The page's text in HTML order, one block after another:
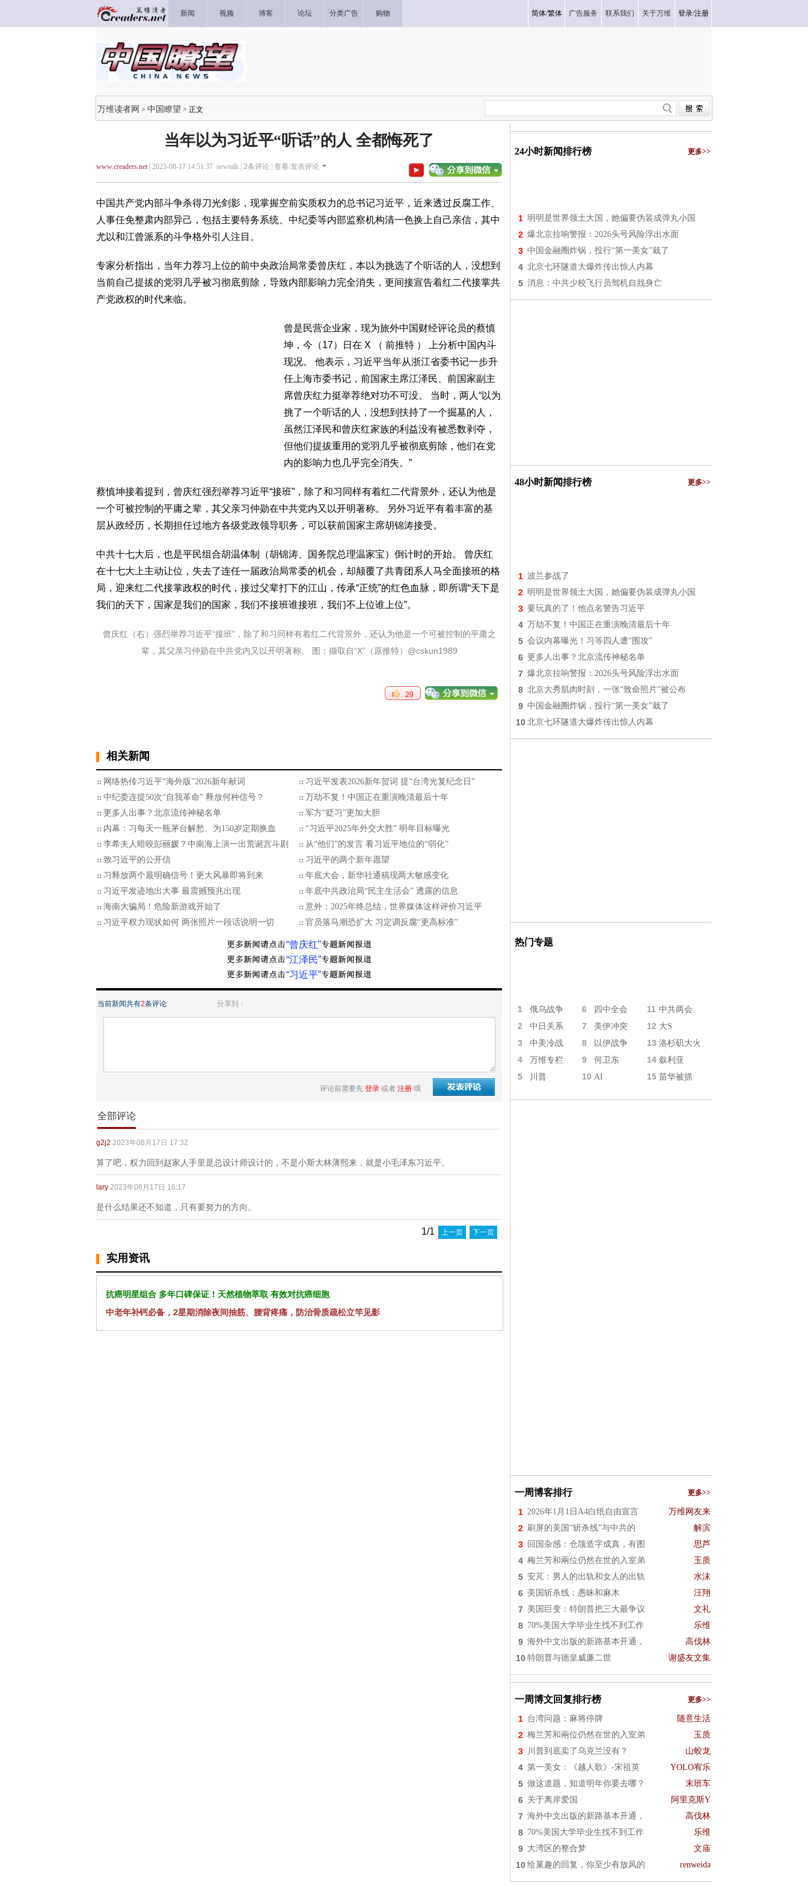
新闻 视频 博客 论坛 分类广告 购物 简体/繁体 广告服务 联系我们 关于万维 登录/注册
万维读者网 > 中国瞭望 > 正文
当年以为习近平“听话”的人 全都悔死了
www.creaders.net| 2023-08-17 14:51:37 newtalk | 2条评论 | 查看/发表评论
中国共产党内部斗争杀得刀光剑影，现掌握空前实质权力的总书记习近平，近来透过反腐工作、
人事任免整肃内部异己，包括主要特务系统、中纪委等内部监察机构清一色换上自己亲信，其中
尤以和江曾派系的斗争格外引人注目。
专家分析指出，当年力荐习上位的前中央政治局常委曾庆红，本以为挑选了个听话的人，没想到
当前自己提拔的党羽几乎被习彻底剪除，导致内部影响力完全消失，更间接宣告着红二代接掌共
产党政权的时代来临。
曾是民营企业家，现为旅外中国财经评论员的蔡慎
坤，今（17）日在 X （ 前推特 ） 上分析中国内斗
现况。 他表示，习近平当年从浙江省委书记一步升
任上海市委书记，前国家主席江泽民、前国家副主
席曾庆红力挺举荐绝对功不可没。 当时，两人“以为
挑了一个听话的人，没想到扶持了一个掘墓的人，
虽然江泽民和曾庆红家族的利益没有被悉数剥夺，
但他们提拔重用的党羽几乎被彻底剪除，他们在党
内的影响力也几乎完全消失。”
蔡慎坤接着提到，曾庆红强烈举荐习近平“接班”，除了和习同样有着红二代背景外，还认为他是
一个可被控制的平庸之辈，其父亲习仲勋在中共党内又以开明著称。 另外习近平有着丰富的基
层从政经历，长期担任过地方各级党政领导职务，可以获前国家主席胡锦涛接受。
中共十七大后，也是平民组合胡温体制（胡锦涛、国务院总理温家宝）倒计时的开始。 曾庆红
在十七大上主动让位，失去了连任一届政治局常委的机会，却颠覆了共青团系人马全面接班的格
局，迎来红二代接掌政权的时代，接过父辈打下的江山，传承“正统”的红色血脉，即所谓“天下是
我们的天下，国家是我们的国家，我们不接班谁接班，我们不上位谁上位”。
曾庆红（右）强烈举荐习近平“接班”，除了和习同样有着红二代背景外，还认为他是一个可被控制的平庸之
辈，其父亲习仲勋在中共党内又以开明著称。 图：撷取自“X”（原推特）@cskun1989
29
相关新闻
网络热传习近平“海外版”2026新年献词
习近平发表2026新年贺词 提“台湾光复纪念日”
中纪委连提50次“自我革命” 释放何种信号？
万劫不复！中国正在重演晚清最后十年
更多人出事？北京流传神秘名单
军方“贬习”更加大胆
内幕：习每天一瓶茅台解愁、为150岁定期换血
“习近平2025年外交大胜” 明年目标曝光
李希夫人暗咬彭丽媛？中南海上演一出荒诞宫斗剧
从“他们”的发言 看习近平地位的“弱化”
致习近平的公开信
习近平的两个新年愿望
习释放两个最明确信号！更大风暴即将到来
年底大会，新华社通稿现两大敏感变化
习近平发迹地出大事 最震撼预兆出现
年底中共政治局“民主生活会” 透露的信息
海南大骗局！危险新游戏开始了
意外：2025年终总结，世界媒体这样评价习近平
习近平权力现状如何 两张照片一段话说明一切
官员落马潮恐扩大 习定调反腐“更高标准”
“曾庆红”
“江泽民”
“习近平”
当前新闻共有2条评论 分享到：
评论前需要先 登录 或者 注册 哦
全部评论
g2j2 2023年08月17日 17:32
算了吧，权力回到赵家人手里是总设计师设计的，不是小斯大林薄熙来，就是小毛泽东习近平。
lary 2023年08月17日 16:17
是什么结果还不知道，只有要努力的方向。
1/1 上一页 下一页
实用资讯
抗癌明星组合 多年口碑保证！天然植物萃取 有效对抗癌细胞
中老年补钙必备，2星期消除夜间抽筋、腰背疼痛，防治骨质疏松立竿见影
24小时新闻排行榜 更多>>
1 明明是世界领土大国，她偏要伪装成弹丸小国
2 爆北京拉响警报：2026头号风险浮出水面
3 中国金融圈炸锅，投行“第一美女”栽了
4 北京七环隧道大爆炸传出惊人内幕
5 消息：中共少校飞行员驾机自戕身亡
48小时新闻排行榜 更多>>
1 波兰参战了
2 明明是世界领土大国，她偏要伪装成弹丸小国
3 要玩真的了！他点名警告习近平
4 万劫不复！中国正在重演晚清最后十年
5 会议内幕曝光！习等四人遭“围攻”
6 更多人出事？北京流传神秘名单
7 爆北京拉响警报：2026头号风险浮出水面
8 北京大秀肌肉时刻，一张“致命照片”被公布
9 中国金融圈炸锅，投行“第一美女”栽了
10 北京七环隧道大爆炸传出惊人内幕
热门专题
1 俄乌战争 6 四中全会 11 中共两会
2 中日关系 7 美伊冲突 12 大S
3 中美冷战 8 以伊战争 13 洛杉矶大火
4 万维专栏 9 何卫东 14 叙利亚
5 川普 10 AI 15 苗华被抓
一周博客排行 更多>>
1 2026年1月1日A4白纸自由宣言 万维网友来
2 刷屏的美国“斩杀线”与中共的 解滨
3 回国杂感：仓颉造字成真，有图 思芦
4 梅兰芳和兩位仍然在世的入室弟 玉质
5 安芃：男人的出轨和女人的出轨 水沫
6 美国斩杀线：愚昧和麻木 汪翔
7 美国巨变：特朗普把三大最争议 文礼
8 70%美国大学毕业生找不到工作 乐维
9 海外中文出版的新路基本开通， 高伐林
10 特朗普与德皇威廉二世 谢盛友文集
一周博文回复排行榜 更多>>
1 台湾问题：麻将停牌 随意生活
2 梅兰芳和兩位仍然在世的入室弟 玉质
3 川普到底卖了乌克兰没有？ 山蛟龙
4 第一美女：《越人歌》-宋祖英 YOLO宥乐
5 做这道题，知道明年你要去哪？ 末班车
6 关于离岸爱国 阿里克斯Y
7 海外中文出版的新路基本开通， 高伐林
8 70%美国大学毕业生找不到工作 乐维
9 大湾区的整合梦 文庙
10 给菓趣的回复，你至少有放风的 renweida